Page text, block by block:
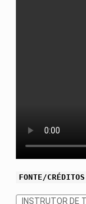
FONTE/
INSTRUTOR DE